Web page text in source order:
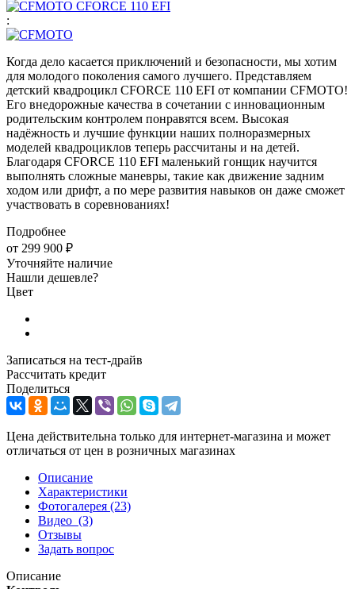
:
Когда дело касается приключений и безопасности, мы хотим
для молодого поколения самого лучшего. Представляем
детский квадроцикл CFORCE 110 EFI от компании CFMOTO!
Его внедорожные качества в сочетании с инновационным
родительским контролем понравятся всем. Высокая
надёжность и лучшие функции наших полноразмерных
моделей квадроциклов теперь рассчитаны и на детей.
Благодаря CFORCE 110 EFI маленький гонщик научится
выполнять сложные маневры, такие как движение задним
ходом или дрифт, а по мере развития навыков он даже сможет
участвовать в соревнованиях!
Подробнее
от 299 900 ₽
Уточняйте наличие
Нашли дешевле?
Цвет
Записаться на тест-драйв
Рассчитать кредит
Поделиться
Цена действительна только для интернет-магазина и может
отличаться от цен в розничных магазинах
Описание
Характеристики
Фотогалерея (23)
Видео (3)
Отзывы
Задать вопрос
Описание